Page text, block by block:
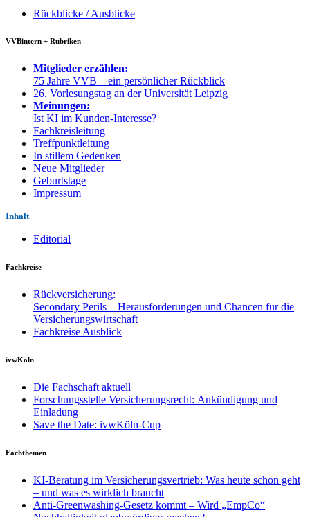
Rückblicke / Ausblicke
VVBintern + Rubriken
Mitglieder erzählen:
75 Jahre VVB – ein persönlicher Rückblick
26. Vorlesungstag an der Universität Leipzig
Meinungen:
Ist KI im Kunden-Interesse?
Fachkreisleitung
Treffpunktleitung
In stillem Gedenken
Neue Mitglieder
Geburtstage
Impressum
Inhalt
Editorial
Fachkreise
Rückversicherung:
Secondary Perils – Herausforderungen und Chancen für die
Versicherungswirtschaft
Fachkreise Ausblick
ivwKöln
Die Fachschaft aktuell
Forschungsstelle Versicherungsrecht: Ankündigung und
Einladung
Save the Date: ivwKöln-Cup
Fachthemen
KI-Beratung im Versicherungsvertrieb: Was heute schon geht
– und was es wirklich braucht
Anti-Greenwashing-Gesetz kommt – Wird „EmpCo“